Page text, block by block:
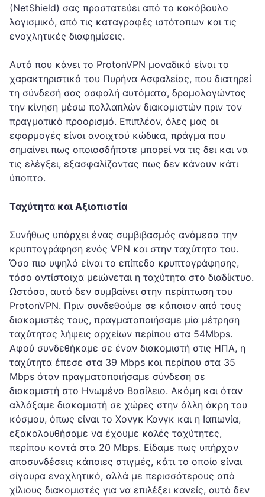
(NetShield) σας προστατεύει από το κακόβουλο
λογισμικό, από τις καταγραφές ιστότοπων και τις
ενοχλητικές διαφημίσεις.
Αυτό που κάνει το ProtonVPN μοναδικό είναι το
χαρακτηριστικό του Πυρήνα Ασφαλείας, που διατηρεί
τη σύνδεσή σας ασφαλή αυτόματα, δρομολογώντας
την κίνηση μέσω πολλαπλών διακομιστών πριν τον
πραγματικό προορισμό. Επιπλέον, όλες μας οι
εφαρμογές είναι ανοιχτού κώδικα, πράγμα που
σημαίνει πως οποιοσδήποτε μπορεί να τις δει και να
τις ελέγξει, εξασφαλίζοντας πως δεν κάνουν κάτι
ύποπτο.
Ταχύτητα και Αξιοπιστία
Συνήθως υπάρχει ένας συμβιβασμός ανάμεσα την
κρυπτογράφηση ενός VPN και στην ταχύτητα του.
Όσο πιο υψηλό είναι το επίπεδο κρυπτογράφησης,
τόσο αντίστοιχα μειώνεται η ταχύτητα στο διαδίκτυο.
Ωστόσο, αυτό δεν συμβαίνει στην περίπτωση του
ProtonVPN. Πριν συνδεθούμε σε κάποιον από τους
διακομιστές τους, πραγματοποιήσαμε μία μέτρηση
ταχύτητας λήψεις αρχείων περίπου στα 54Mbps.
Αφού συνδεθήκαμε σε έναν διακομιστή στις ΗΠΑ, η
ταχύτητα έπεσε στα 39 Mbps και περίπου στα 35
Mbps όταν πραγματοποιήσαμε σύνδεση σε
διακομιστή στο Ηνωμένο Βασίλειο. Ακόμη και όταν
αλλάξαμε διακομιστή σε χώρες στην άλλη άκρη του
κόσμου, όπως είναι το Χονγκ Κονγκ και η Ιαπωνία,
εξακολουθήσαμε να έχουμε καλές ταχύτητες,
περίπου κοντά στα 20 Mbps. Είδαμε πως υπήρχαν
αποσυνδέσεις κάποιες στιγμές, κάτι το οποίο είναι
σίγουρα ενοχλητικό, αλλά με περισσότερους από
χίλιους διακομιστές για να επιλέξει κανείς, αυτό δεν